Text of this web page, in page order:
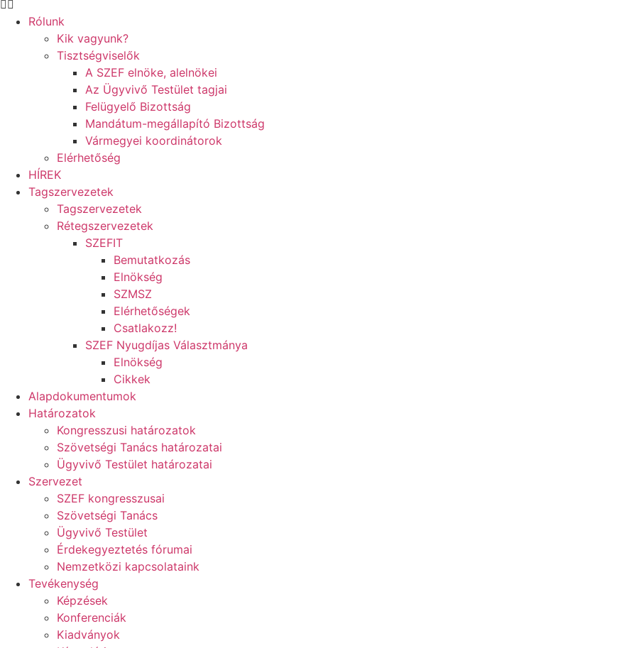
Rólunk
Kik vagyunk?
Tisztségviselők
A SZEF elnöke, alelnökei
Az Ügyvivő Testület tagjai
Felügyelő Bizottság
Mandátum-megállapító Bizottság
Vármegyei koordinátorok
Elérhetőség
HÍREK
Tagszervezetek
Tagszervezetek
Rétegszervezetek
SZEFIT
Bemutatkozás
Elnökség
SZMSZ
Elérhetőségek
Csatlakozz!
SZEF Nyugdíjas Választmánya
Elnökség
Cikkek
Alapdokumentumok
Határozatok
Kongresszusi határozatok
Szövetségi Tanács határozatai
Ügyvivő Testület határozatai
Szervezet
SZEF kongresszusai
Szövetségi Tanács
Ügyvivő Testület
Érdekegyeztetés fórumai
Nemzetközi kapcsolataink
Tevékenység
Képzések
Konferenciák
Kiadványok